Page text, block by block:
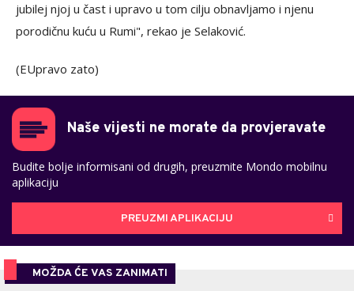
jubilej njoj u čast i upravo u tom cilju obnavljamo i njenu
porodičnu kuću u Rumi", rekao je Selaković.
(EUpravo zato)
Naše vijesti ne morate da provjeravate
Budite bolje informisani od drugih, preuzmite Mondo mobilnu
aplikaciju
PREUZMI APLIKACIJU
MOŽDA ĆE VAS ZANIMATI